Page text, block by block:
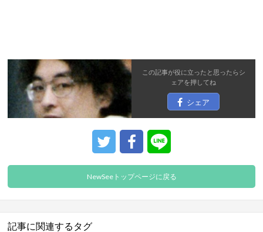
この記事が役に立ったと思ったらシ
ェアを押してね
シェア
NewSeeトップページに戻る
記事に関連するタグ